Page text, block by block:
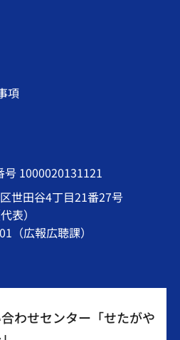
項
号 1000020131121
世田谷4丁目21番27号
代表）
（広報広聴課）
わせセンター「せたがや